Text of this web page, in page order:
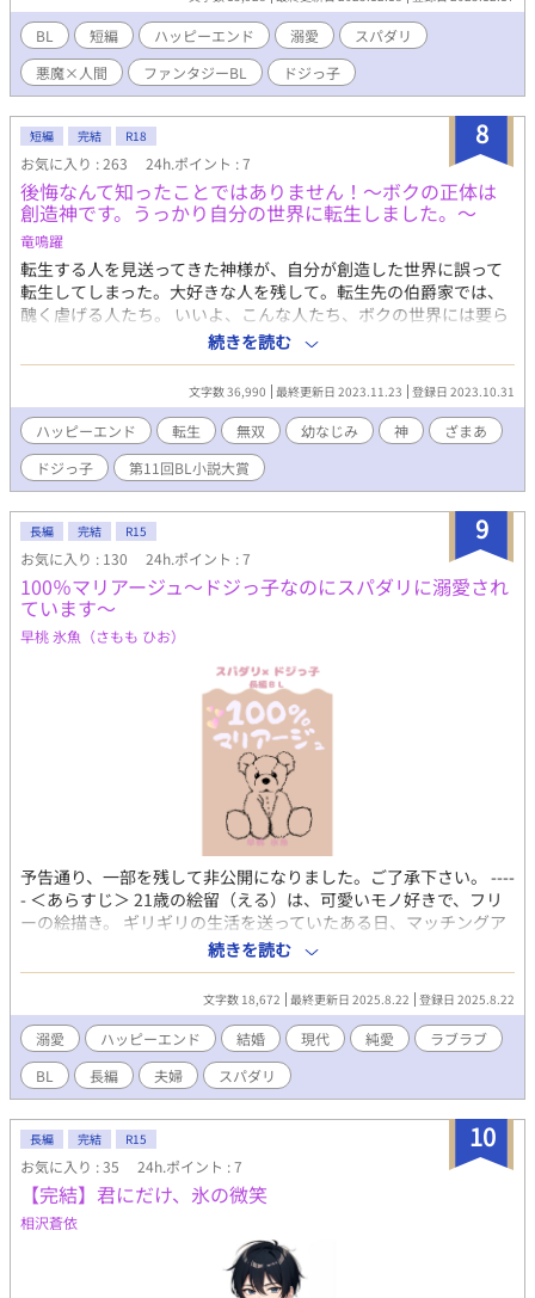
BL 短編 ハッピーエンド 溺愛
スパダリ
悪魔×人間
ファンタジーBL ドジっ子
8
短編 完結 R18
お気に入り : 263 24h.ポイント : 7
後悔なんて知ったことではありません！～ボクの正体は
創造神です。うっかり自分の世界に転生しました。～
竜鳴躍
転生する人を見送ってきた神様が、自分が創造した世界に誤って
転生してしまった。大好きな人を残して。転生先の伯爵家では、
醜く虐げる人たち。 いいよ、こんな人たち、ボクの世界には要ら
ない！後悔しても知ーらない！ 誰かに似ている従者１人を伴っ
て、創造神スキルで自由に無双！ …………残してきた大好きな
人。似ている侍従。 あれ……？この気持ちは何だろう………。 ☆
短編に変更しました。
続きを読む
文字数 36,990 最終更新日 2023.11.23 登録日 2023.10.31
ハッピーエンド 転生 無双 幼なじみ 神
ざまあ
ドジっ子
第11回BL小説大賞
9
長編 完結 R15
お気に入り : 130 24h.ポイント : 7
100％マリアージュ～ドジっ子なのにスパダリに溺愛され
ています～
早桃 氷魚（さもも ひお）
予告通り、一部を残して非公開になりました。ご了承下さい。 ----
- ＜あらすじ＞ 21歳の絵留（える）は、可愛いモノ好きで、フリ
ーの絵描き。 ギリギリの生活を送っていたある日、マッチングア
プリから「相性100％のお相手が現れた」と連絡があった。 おそ
るおそる話を聞きに行くと、とんでもない提案をされる。
「え!? 相性100％のお相手と、会ってすぐに結婚する!?」 了承す
れば衣食住が保障されると知り、絵留は生活のために結婚を決意
する。 初めて会ったお相手の暁（あきら）は、10歳年上で、立派
な洋館に住むお金持ちだ。 そのうえ、超イケメンのスパダリで、
ドジっ子の絵留が色々やらかしても怒らず、信じられないくらい
良い人だった。 「俺は絵留となら、一緒に暮らしていける自信が
あるよ」 初対面から優しくしてくれる暁に、絵留はどんどん惹か
れていくが……!? スパダリ×ドジっ子の 出会い～入籍までの3日
間を描いた、メルヘンチック・シンデレラストーリー！ ＜注意書
き＞ ※恋愛・結婚に性別は関係ない世界です。 ・まだ推敲途中の
ため、誤字脱字・矛盾などあるかもしれません。 ・Hシーンは一
部カットしてます。バニラ○ックス（だけどえちえちなやつ）に
なる予定です。 ・全体的に加筆修正したものを、後日Kindle配信
します。 ・その際、一部を残して非公開になりますので、ご了承
続きを読む
文字数 18,672 最終更新日 2025.8.22 登録日 2025.8.22
溺愛 ハッピーエンド 結婚 現代 純愛
ラブラブ
BL
長編 夫婦 スパダリ
10
長編 完結 R15
お気に入り : 35 24h.ポイント : 7
【完結】君にだけ、氷の微笑
相沢蒼依